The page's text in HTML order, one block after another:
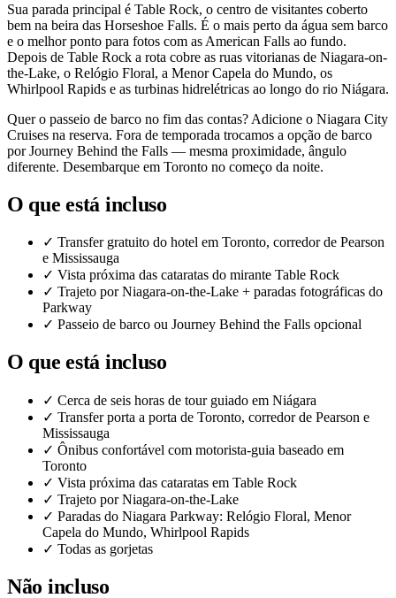
Sua parada principal é Table Rock, o centro de visitantes coberto
bem na beira das Horseshoe Falls. É o mais perto da água sem barco
e o melhor ponto para fotos com as American Falls ao fundo.
Depois de Table Rock a rota cobre as ruas vitorianas de Niagara-on-
the-Lake, o Relógio Floral, a Menor Capela do Mundo, os
Whirlpool Rapids e as turbinas hidrelétricas ao longo do rio Niágara.
Quer o passeio de barco no fim das contas? Adicione o Niagara City
Cruises na reserva. Fora de temporada trocamos a opção de barco
por Journey Behind the Falls — mesma proximidade, ângulo
diferente. Desembarque em Toronto no começo da noite.
O que está incluso
✓ Transfer gratuito do hotel em Toronto, corredor de Pearson
e Mississauga
✓ Vista próxima das cataratas do mirante Table Rock
✓ Trajeto por Niagara-on-the-Lake + paradas fotográficas do
Parkway
✓ Passeio de barco ou Journey Behind the Falls opcional
O que está incluso
✓ Cerca de seis horas de tour guiado em Niágara
✓ Transfer porta a porta de Toronto, corredor de Pearson e
Mississauga
✓ Ônibus confortável com motorista-guia baseado em
Toronto
✓ Vista próxima das cataratas em Table Rock
✓ Trajeto por Niagara-on-the-Lake
✓ Paradas do Niagara Parkway: Relógio Floral, Menor
Capela do Mundo, Whirlpool Rapids
✓ Todas as gorjetas
Não incluso